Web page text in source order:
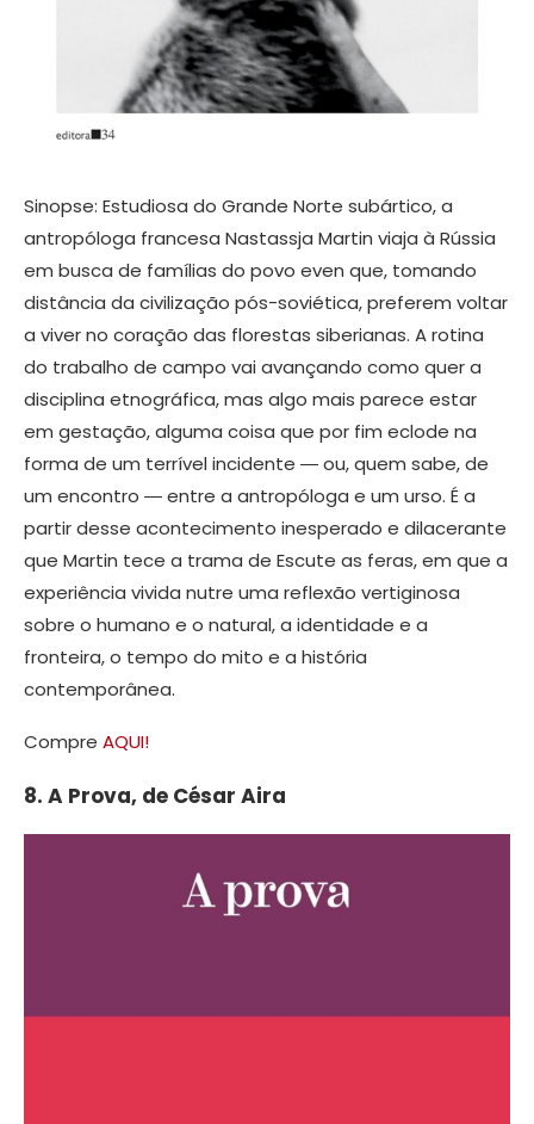
Sinopse: Estudiosa do Grande Norte subártico, a
antropóloga francesa Nastassja Martin viaja à Rússia
em busca de famílias do povo even que, tomando
distância da civilização pós-soviética, preferem voltar
a viver no coração das florestas siberianas. A rotina
do trabalho de campo vai avançando como quer a
disciplina etnográfica, mas algo mais parece estar
em gestação, alguma coisa que por fim eclode na
forma de um terrível incidente ― ou, quem sabe, de
um encontro ― entre a antropóloga e um urso. É a
partir desse acontecimento inesperado e dilacerante
que Martin tece a trama de Escute as feras, em que a
experiência vivida nutre uma reflexão vertiginosa
sobre o humano e o natural, a identidade e a
fronteira, o tempo do mito e a história
contemporânea.
Compre AQUI!
8. A Prova, de César Aira